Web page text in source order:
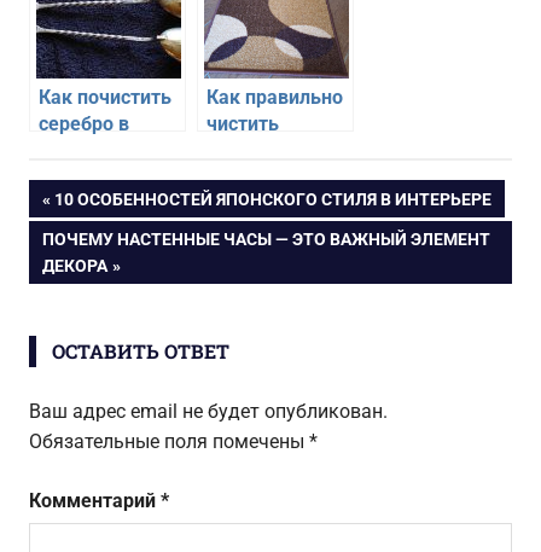
Как почистить
серебро в
условиях
Как правильно
чистить
Навигация
по
ПРЕДЫДУЩАЯ
ЗАПИСЬ:
10 ОСОБЕННОСТЕЙ ЯПОНСКОГО СТИЛЯ В ИНТЕРЬЕРЕ
СЛЕДУЮЩАЯ
ЗАПИСЬ:
ПОЧЕМУ НАСТЕННЫЕ ЧАСЫ — ЭТО ВАЖНЫЙ ЭЛЕМЕНТ
ДЕКОРА
ОСТАВИТЬ ОТВЕТ
Ваш адрес email не будет опубликован.
Обязательные поля помечены *
Комментарий *